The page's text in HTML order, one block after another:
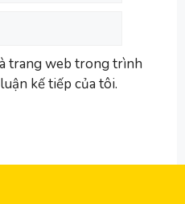
trang web trong trình
kế tiếp của tôi.